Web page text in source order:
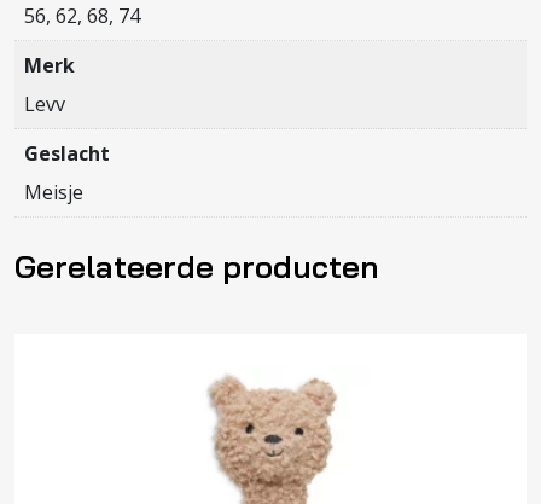
56, 62, 68, 74
Merk
Levv
Geslacht
Meisje
Gerelateerde producten